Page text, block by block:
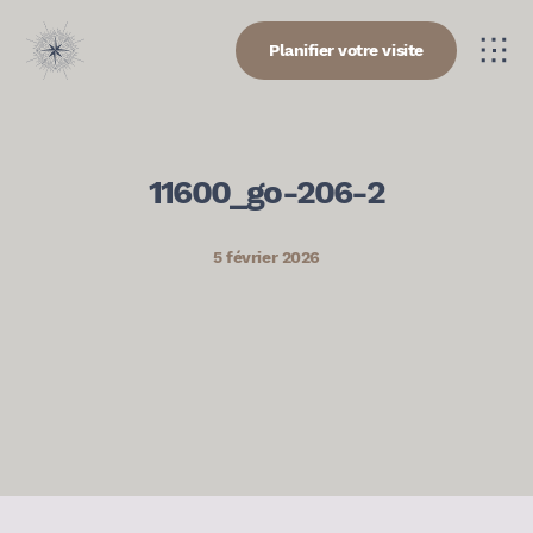
Planifier votre visite
11600_go-206-2
5 février 2026